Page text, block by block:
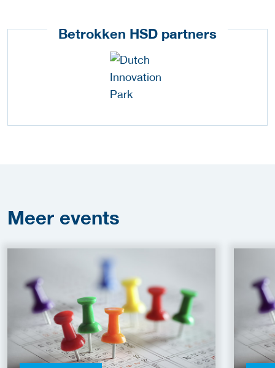
Betrokken HSD partners
Meer events